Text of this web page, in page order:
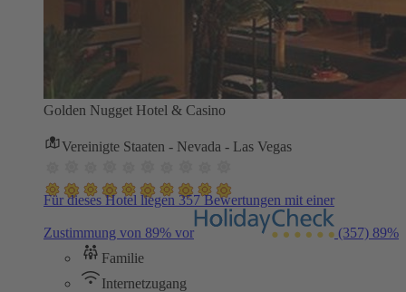
Golden Nugget Hotel & Casino
Vereinigte Staaten - Nevada - Las Vegas
Für dieses Hotel liegen 357 Bewertungen mit einer
Zustimmung von 89% vor (357) 89%
Familie
Internetzugang